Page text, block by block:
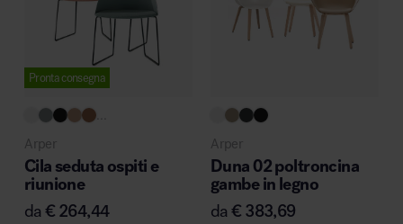
MillerKnoll
Pronta consegna
...
Arper
Cila seduta ospiti e
riunione
da€ 264,44
Arper
Duna 02 poltroncina
gambe in legno
da€ 383,69